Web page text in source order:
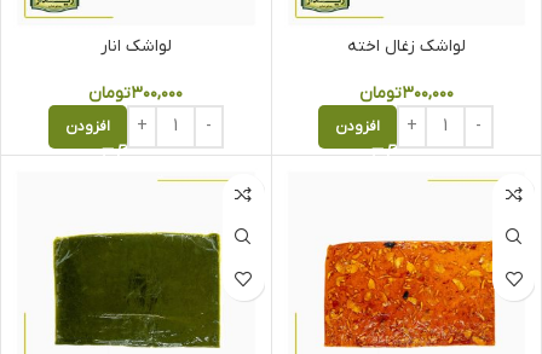
لواشک زغال اخته
۳۰۰,۰۰۰تومان
افزودن
لواشک انار
۳۰۰,۰۰۰تومان
افزودن